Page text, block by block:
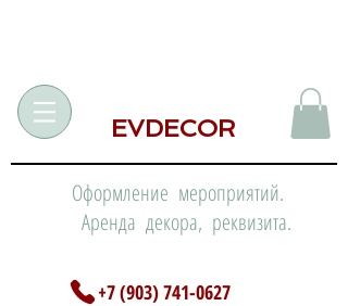
EVDECOR
Оформление мероприятий.
Аренда декора, реквизита.
+7 (903) 741-0627